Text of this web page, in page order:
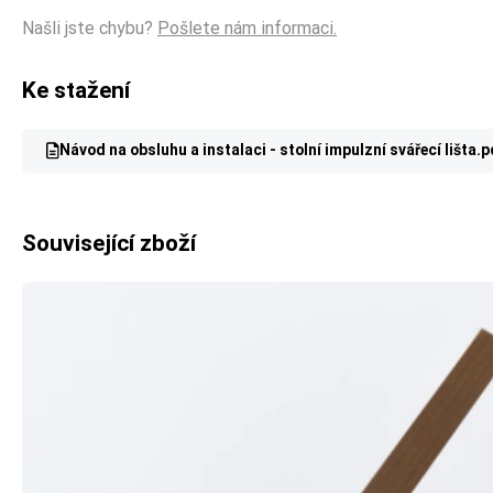
Našli jste chybu? Pošlete nám informaci.
Ke stažení
Návod na obsluhu a instalaci - stolní impulzní svářecí
Související zboží